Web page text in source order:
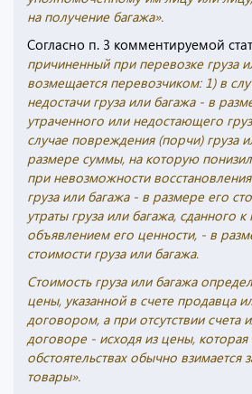
на получение багажа».
Согласно п. 3 комментируемой
причиненный при перевозке груза
возмещается перевозчиком: 1) в
недостачи груза или багажа - в
утраченного или недостающего
случае повреждения (порчи) груза
размере суммы, на которую
при невозможности
груза или багажа - в размере его
утраты груза или багажа, сданного
объявлением его ценности, - в
стоимости груза или багажа.
Стоимость груза или багажа
цены, указанной в счете продавца
договором, а при отсутствии счета
договоре - исходя из цены,
обстоятельствах обычно взимается
товары».